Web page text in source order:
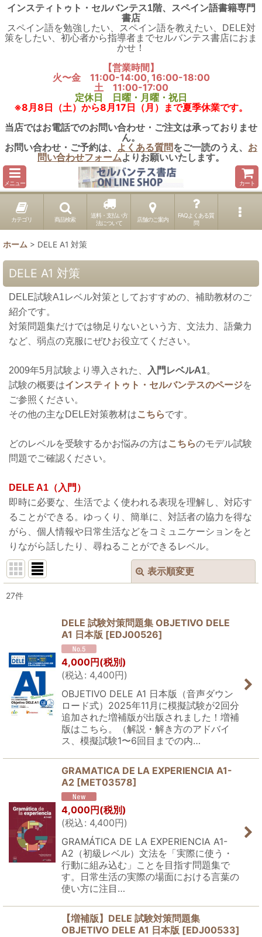
インスティトゥト・セルバンテス1階、スペイン語書籍専門
書店
スペイン語を勉強したい、スペイン語を教えたい、DELE対
策をしたい、初心者から指導者までセルバンテス書店におま
かせ！
【営業時間】
火〜金 11:00-14:00, 16:00-18:00
土 11:00-17:00
定休日 日曜・月曜・祝日
※8月8日（土）から8月17日（月）まで夏季休業です。
当店ではお電話でのお問い合わせ・ご注文は承っておりませ
ん。
お問い合わせ・ご予約は、 よくある質問をご一読のうえ、 お
問い合わせフォームよりお願いいたします。
メニュー カート
カテゴリ 商品検索
送料・支払い方
法について
店舗のご案内
FAQよくある質
問
ホーム > DELE A1 対策
DELE A1 対策
DELE試験A1レベル対策としておすすめの、補助教材のご
紹介です。
対策問題集だけでは物足りないという方、文法力、語彙力
など、弱点の克服にぜひお役立てください。
2009年5月試験より導入された、 入門レベルA1。
試験の概要はインスティトゥト・セルバンテスのページを
ご参照ください。
その他の主なDELE対策教材はこちらです。
どのレベルを受験するかお悩みの方はこちらのモデル試験
問題でご確認ください。
DELE A1（入門）
即時に必要な、生活でよく使われる表現を理解し、対応す
ることができる。ゆっくり、簡単に、対話者の協力を得な
がら、個人情報や日常生活などをコミュニケーションをと
りながら話したり、尋ねることができるレベル。
表示順変更
絞り込む
27件
DELE 試験対策問題集 OBJETIVO DELE
A1 日本版 [EDJ00526]
4,000円 (税別)
(税込: 4,400円)
OBJETIVO DELE A1 日本版（音声ダウン
ロード式）2025年11月に模擬試験が2回分
追加された増補版が出版されました！増補
版はこちら。（解説・解き方のアドバイ
ス、模擬試験1〜6回目までの内…
GRAMATICA DE LA EXPERIENCIA A1-
A2 [MET03578]
4,000円 (税別)
(税込: 4,400円)
GRAMÁTICA DE LA EXPERIENCIA A1-
A2（初級レベル）文法を「実際に使う・
行動に組み込む」ことを目指す問題集で
す。日常生活の実際の場面における言葉の
使い方に注目…
【増補版】DELE 試験対策問題集
OBJETIVO DELE A1 日本版 [EDJ00533]